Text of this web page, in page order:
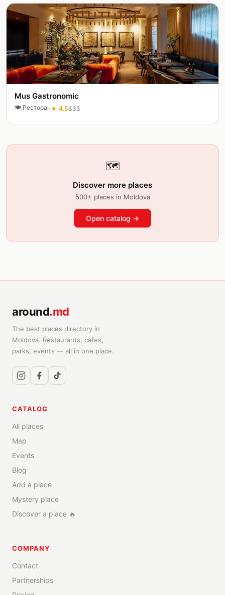
Mus Gastronomic
🍽️ Ресторан★ 4.5$$$
🗺️
Discover more places
500+ places in Moldova
Open catalog →
around.md
The best places directory in
Moldova. Restaurants, cafes,
parks, events — all in one place.
CATALOG
All places
Map
Events
Blog
Add a place
Mystery place
Discover a place 🔥
COMPANY
Contact
Partnerships